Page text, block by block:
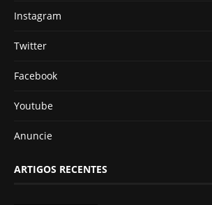
Instagram
Twitter
Facebook
Youtube
Anuncie
ARTIGOS RECENTES